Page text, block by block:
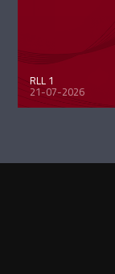
RLL 1
21-07-2026